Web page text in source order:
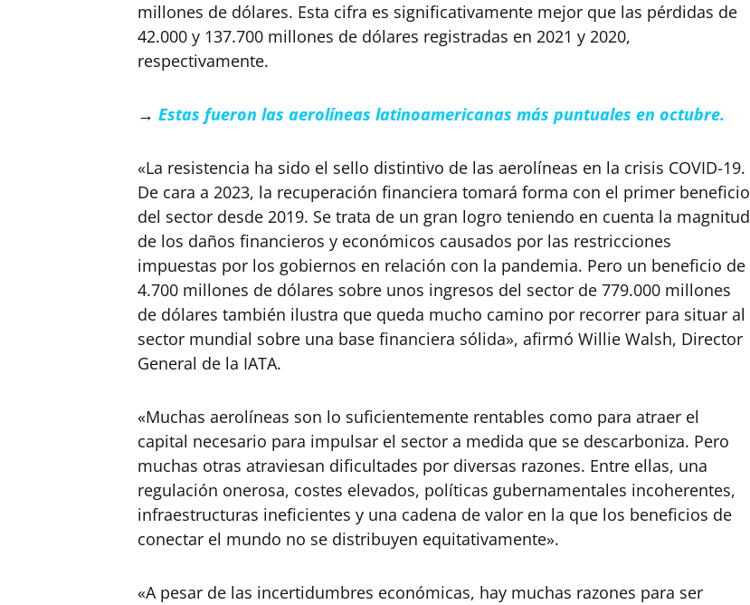
millones de dólares. Esta cifra es significativamente mejor que las pérdidas de
42.000 y 137.700 millones de dólares registradas en 2021 y 2020,
respectivamente.
→ Estas fueron las aerolíneas latinoamericanas más puntuales en octubre.
«La resistencia ha sido el sello distintivo de las aerolíneas en la crisis COVID-19.
De cara a 2023, la recuperación financiera tomará forma con el primer beneficio
del sector desde 2019. Se trata de un gran logro teniendo en cuenta la magnitud
de los daños financieros y económicos causados por las restricciones
impuestas por los gobiernos en relación con la pandemia. Pero un beneficio de
4.700 millones de dólares sobre unos ingresos del sector de 779.000 millones
de dólares también ilustra que queda mucho camino por recorrer para situar al
sector mundial sobre una base financiera sólida», afirmó Willie Walsh, Director
General de la IATA.
«Muchas aerolíneas son lo suficientemente rentables como para atraer el
capital necesario para impulsar el sector a medida que se descarboniza. Pero
muchas otras atraviesan dificultades por diversas razones. Entre ellas, una
regulación onerosa, costes elevados, políticas gubernamentales incoherentes,
infraestructuras ineficientes y una cadena de valor en la que los beneficios de
conectar el mundo no se distribuyen equitativamente».
«A pesar de las incertidumbres económicas, hay muchas razones para ser